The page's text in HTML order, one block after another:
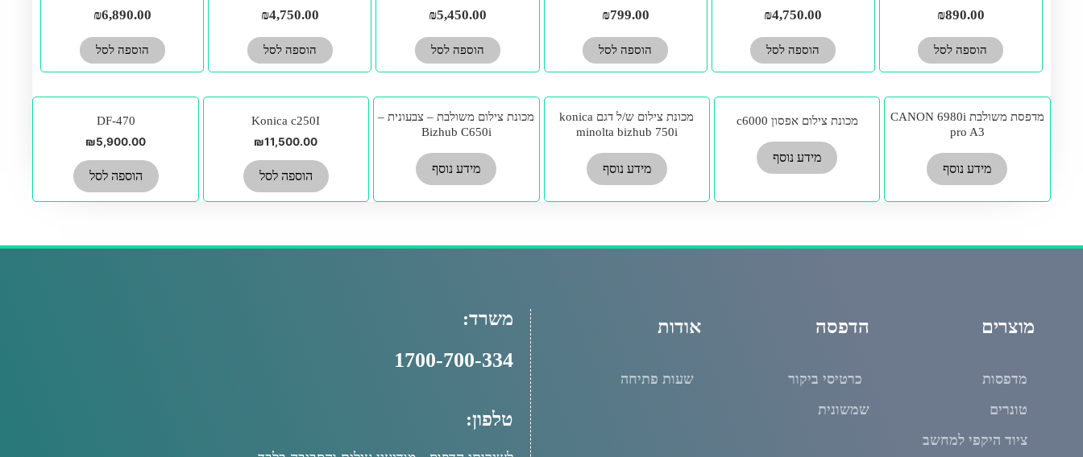
₪890.00
הוספה לסל
₪4,750.00
הוספה לסל
₪799.00
הוספה לסל
₪5,450.00
הוספה לסל
₪4,750.00
הוספה לסל
₪6,890.00
הוספה לסל
מדפסת משולבת CANON 6980i
pro A3
מידע נוסף
מכונת צילום אפסון c6000
מידע נוסף
מכונת צילום ש/ל דגם konica
minolta bizhub 750i
מידע נוסף
מכונת צילום משולבת – צבעונית –
Bizhub C650i
מידע נוסף
Konica c250I
₪11,500.00
הוספה לסל
DF-470
₪5,900.00
הוספה לסל
מוצרים
מדפסות
טונרים
ציוד היקפי למחשב
הדפסה
כרטיסי ביקור
שמשונית
אודות
שעות פתיחה
משרד:
1700-700-334
טלפון: